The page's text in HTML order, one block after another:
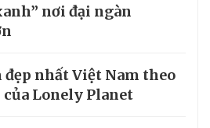
nơi đại ngàn
đẹp nhất Việt Nam theo
Lonely Planet